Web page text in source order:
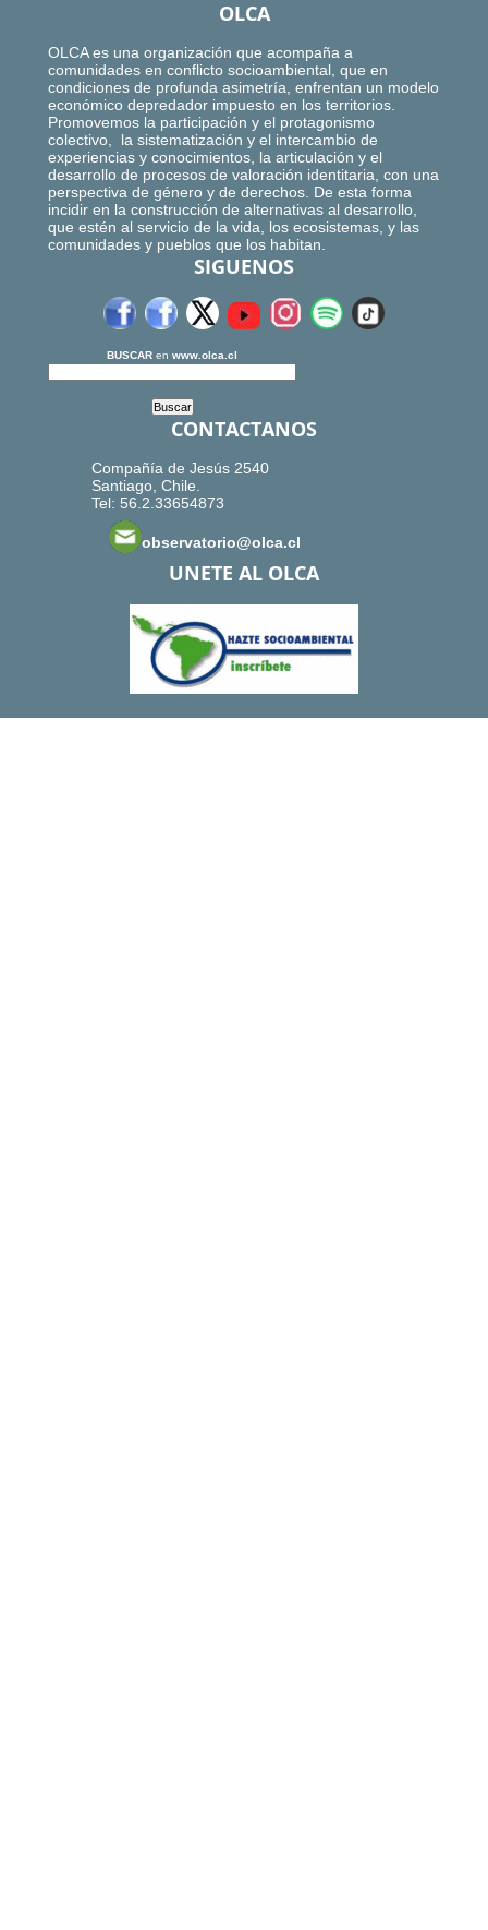
OLCA
OLCA es una organización que acompaña a
comunidades en conflicto socioambiental, que en
condiciones de profunda asimetría, enfrentan un modelo
económico depredador impuesto en los territorios.
Promovemos la participación y el protagonismo
colectivo, la sistematización y el intercambio de
experiencias y conocimientos, la articulación y el
desarrollo de procesos de valoración identitaria, con una
perspectiva de género y de derechos. De esta forma
incidir en la construcción de alternativas al desarrollo,
que estén al servicio de la vida, los ecosistemas, y las
comunidades y pueblos que los habitan.
SIGUENOS
BUSCAR en www.olca.cl
CONTACTANOS
Compañía de Jesús 2540
Santiago, Chile.
Tel: 56.2.33654873
observatorio@olca.cl
UNETE AL OLCA